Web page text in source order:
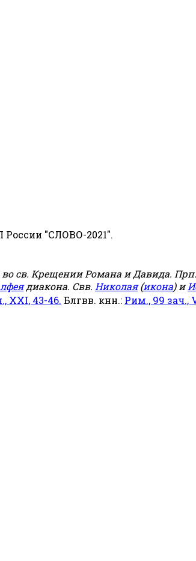
России "СЛОВО-2021".
во св. Крещении Романа и Давида. Прп.
диакона. Свв. Николая(икона) и
XXI, 43-46. Блгвв. кнн.: Рим., 99 зач.,